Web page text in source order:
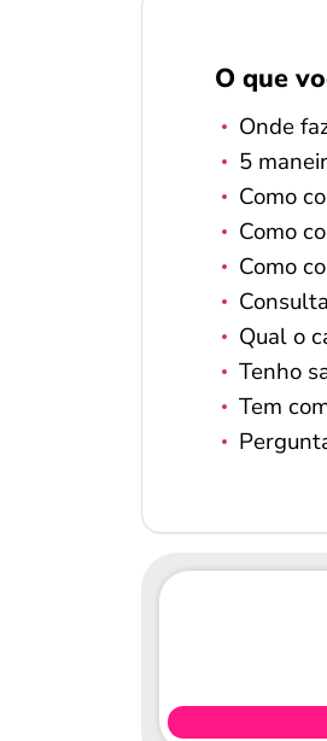
O que
Onde
5
Como
Como
Como
Qual o
Tenho
Tem